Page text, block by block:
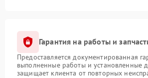
Гарантия на работы и
Предоставляется документированная
выполненные работы и установленные
защищает клиента от повторных